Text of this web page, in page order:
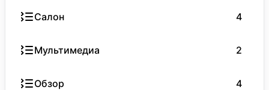
Салон 4
Мультимедиа 2
Обзор 4